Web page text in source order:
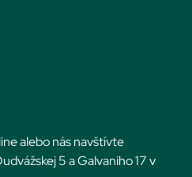
alebo nás navštívte
5 a Galvaniho 17 v